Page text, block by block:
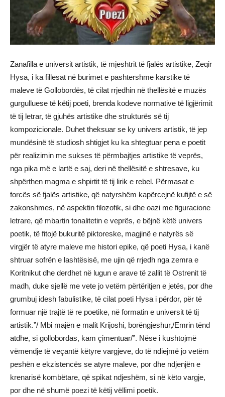
Zanafilla e universit artistik, të mjeshtrit të fjalës artistike, Zeqir
Hysa, i ka fillesat në burimet e pashtershme karstike të
maleve të Gollobordës, të cilat rrjedhin në thellësitë e muzës
gurgulluese të këtij poeti, brenda kodeve normative të ligjërimit
të tij letrar, të gjuhës artistike dhe strukturës së tij
kompozicionale. Duhet theksuar se ky univers artistik, të jep
mundësinë të studiosh shtigjet ku ka shtegtuar pena e poetit
për realizimin me sukses të përmbajtjes artistike të veprës,
nga pika më e lartë e saj, deri në thellësitë e shtresave, ku
shpërthen magma e shpirtit të tij lirik e rebel. Përmasat e
forcës së fjalës artistike, që natyrshëm kapërcejnë kufijtë e së
zakonshmes, në aspektin filozofik, si dhe oazi me figuracione
letrare, që mbartin tonalitetin e veprës, e bëjnë këtë univers
poetik, të fitojë bukuritë piktoreske, magjinë e natyrës së
virgjër të atyre maleve me histori epike, që poeti Hysa, i kanë
shtruar sofrën e lashtësisë, me ujin që rrjedh nga zemra e
Koritnikut dhe derdhet në lugun e arave të zallit të Ostrenit të
madh, duke sjellë me vete jo vetëm përtëritjen e jetës, por dhe
grumbuj idesh fabulistike, të cilat poeti Hysa i përdor, për të
formuar një trajtë të re poetike, në formatin e universit të tij
artistik.”/ Mbi majën e malit Krijoshi, borëngjeshur,/Emrin tënd
atdhe, si gollobordas, kam çimentuar/”. Nëse i kushtojmë
vëmendje të veçantë këtyre vargjeve, do të ndiejmë jo vetëm
peshën e ekzistencës se atyre maleve, por dhe ndjenjën e
krenarisë kombëtare, që spikat ndjeshëm, si në këto vargje,
por dhe në shumë poezi të këtij vëllimi poetik.